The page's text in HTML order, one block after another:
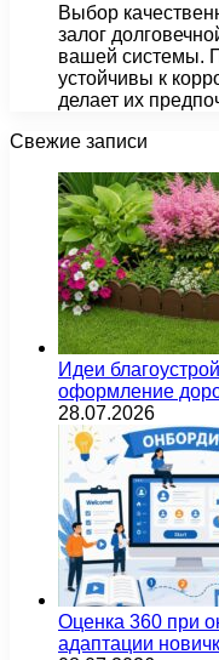
Выбор
залог
вашей системы.
устойчивы к
делает их
Свежие записи
Идеи
оформление
28.07.2026
Оценка 360 при
адаптации